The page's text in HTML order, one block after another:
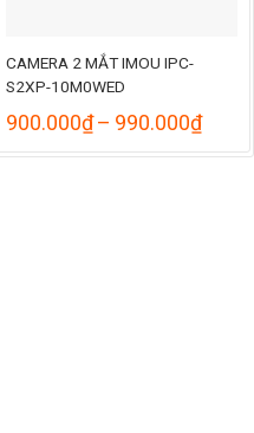
CAMERA 2 MẮT IMOU IPC-
S2XP-10M0WED
900.000₫– 990.000₫
giá:
từ